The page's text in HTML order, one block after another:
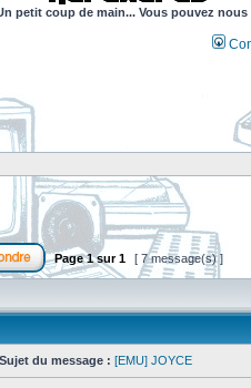
petit coup de main... Vous pouvez
Page1sur1 [ 7 message(s) ]
Sujet du message : [EMU] JOYCE